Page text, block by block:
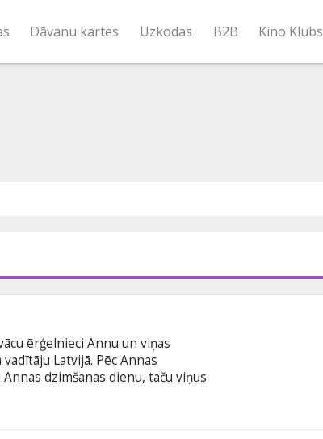
Dāvanu kartes Uzkodas B2B Kino Klubs
ērģelnieci Annu un viņas
Latvijā. Pēc Annas
dzimšanas dienu, taču viņus
Filma latviešu, angļu un vācu